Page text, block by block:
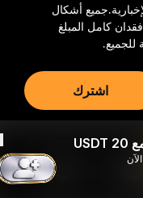
جميع أشكال
كامل المبلغ
اشترك